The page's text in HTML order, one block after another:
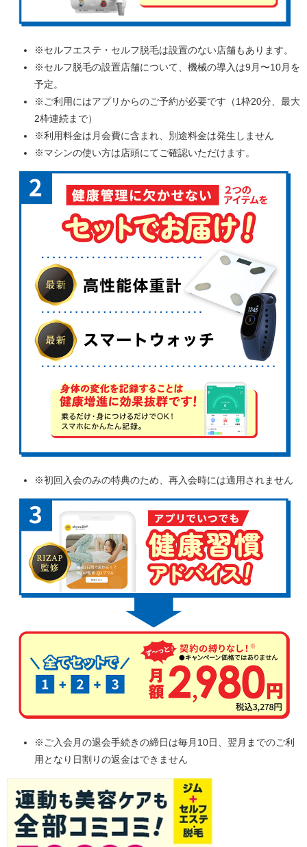
※セルフエステ・セルフ脱毛は設置のない店舗もあります。
※セルフ脱毛の設置店舗について、機械の導入は9月〜10月を
予定。
※ご利用にはアプリからのご予約が必要です（1枠20分、最大
2枠連続まで）
※利用料金は月会費に含まれ、別途料金は発生しません
※マシンの使い方は店頭にてご確認いただけます。
※初回入会のみの特典のため、再入会時には適用されません
※ご入会月の退会手続きの締日は毎月10日、翌月までのご利
用となり日割りの返金はできません